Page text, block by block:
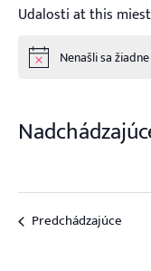
Udalosti at this
NoticeNenašli sa
Predchádzajúce